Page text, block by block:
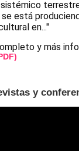
está
en..."
y más
y